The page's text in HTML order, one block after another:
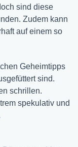
sind diese
Zudem kann
auf einem so
Geheimtipps
sind.
schrillen.
spekulativ und